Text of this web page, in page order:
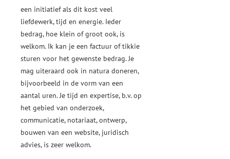
een initiatief als dit kost veel
liefdewerk, tijd en energie. Ieder
bedrag, hoe klein of groot ook, is
welkom. Ik kan je een factuur of tikkie
sturen voor het gewenste bedrag. Je
mag uiteraard ook in natura doneren,
bijvoorbeeld in de vorm van een
aantal uren. Je tijd en expertise, b.v. op
het gebied van onderzoek,
communicatie, notariaat, ontwerp,
bouwen van een website, juridisch
advies, is zeer welkom.